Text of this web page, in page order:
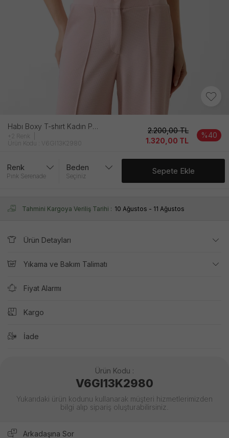
Habı Boxy T-shırt Kadın Pembe Sweatshırt
+2 Renk
Ürün Kodu : V6GI13K2980
2.200,00TL
1.320,00 TL
%40
Renk
Pınk Serenade
Beden
Seçiniz
Sepete Ekle
Tahmini Kargoya Veriliş Tarihi : 10 Ağustos - 11 Ağustos
Ürün Detayları
Yıkama ve Bakım Talimatı
Fiyat Alarmı
Kargo
İade
Ürün Kodu :
V6GI13K2980
Yukarıdaki ürün kodunu kullanarak müşteri hizmetlerimizden
bilgi alıp sipariş oluşturabilirsiniz.
Arkadaşına Sor